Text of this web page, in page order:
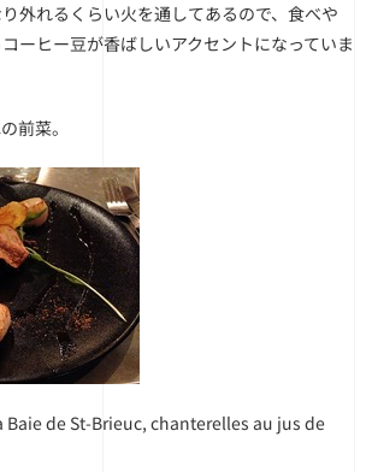
外れるくらい火を通してあるので、食べや
ーヒー豆が香ばしいアクセントになっていま
前菜。
Baie de St-Brieuc, chanterelles au jus de